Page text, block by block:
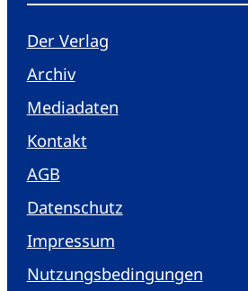
Der Verlag
Archiv
Mediadaten
Kontakt
AGB
Datenschutz
Impressum
Nutzungsbedingungen